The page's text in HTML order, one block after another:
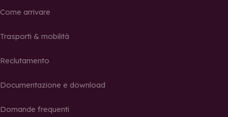
Come arrivare
Trasporti & mobilità
Reclutamento
Documentazione e download
Domande frequenti